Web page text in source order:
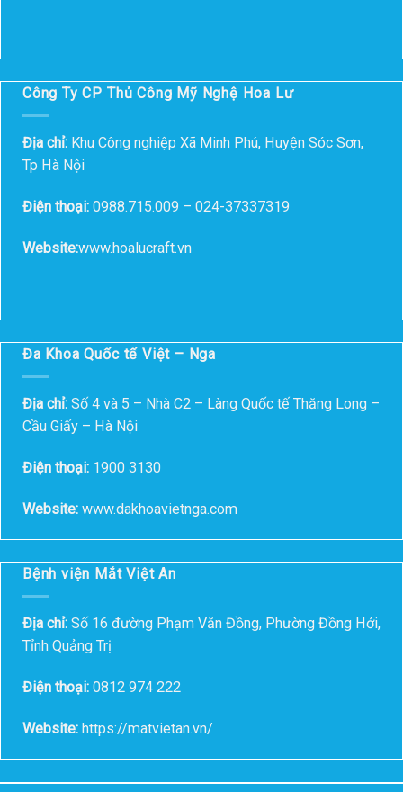
Công Ty CP Thủ Công Mỹ Nghệ Hoa Lư
Địa chỉ: Khu Công nghiệp Xã Minh Phú, Huyện Sóc Sơn,
Tp Hà Nội
Điện thoại: 0988.715.009 – 024-37337319
Website:www.hoalucraft.vn
Đa Khoa Quốc tế Việt – Nga
Địa chỉ: Số 4 và 5 – Nhà C2 – Làng Quốc tế Thăng Long –
Cầu Giấy – Hà Nội
Điện thoại: 1900 3130
Website: www.dakhoavietnga.com
Bệnh viện Mắt Việt An
Địa chỉ: Số 16 đường Phạm Văn Đồng, Phường Đồng Hới,
Tỉnh Quảng Trị
Điện thoại: 0812 974 222
Website: https://matvietan.vn/